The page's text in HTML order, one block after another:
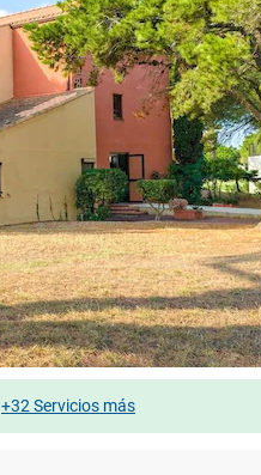
+32 Servicios más